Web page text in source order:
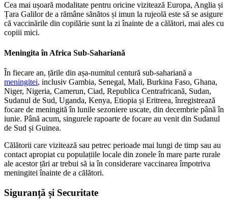
Cea mai ușoară modalitate pentru oricine vizitează Europa, Anglia și
Țara Galilor de a rămâne sănătos și imun la rujeolă este să se asigure
că vaccinările din copilărie sunt la zi înainte de a călători, mai ales cu
copiii mici.
Meningita în Africa Sub-Sahariană
În fiecare an, țările din așa-numitul centură sub-sahariană a
meningitei, inclusiv Gambia, Senegal, Mali, Burkina Faso, Ghana,
Niger, Nigeria, Camerun, Ciad, Republica Centrafricană, Sudan,
Sudanul de Sud, Uganda, Kenya, Etiopia și Eritreea, înregistrează
focare de meningită în lunile sezoniere uscate, din decembrie până în
iunie. Până acum, singurele rapoarte de focare au venit din Sudanul
de Sud și Guinea.
Călătorii care vizitează sau petrec perioade mai lungi de timp sau au
contact apropiat cu populațiile locale din zonele în mare parte rurale
ale acestor țări ar trebui să ia în considerare vaccinarea împotriva
meningitei înainte de a călători.
Siguranță și Securitate